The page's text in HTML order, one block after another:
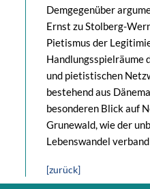
Demgegenüber
Ernst zu Stolberg-
Pietismus der
Handlungsspielräume
und pietistischen
bestehend aus
besonderen Blick auf
Grunewald, wie der
Lebenswandel
[zurück]